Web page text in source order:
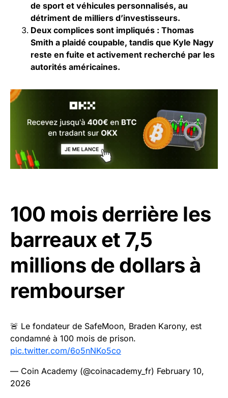
de sport et véhicules personnalisés, au
détriment de milliers d’investisseurs.
Deux complices sont impliqués : Thomas
Smith a plaidé coupable, tandis que Kyle Nagy
reste en fuite et activement recherché par les
autorités américaines.
100 mois derrière les
barreaux et 7,5
millions de dollars à
rembourser
🚨 Le fondateur de SafeMoon, Braden Karony, est
condamné à 100 mois de prison.
pic.twitter.com/6o5nNKo5co
— Coin Academy (@coinacademy_fr) February 10,
2026